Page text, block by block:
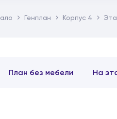
Генплан Корпус 4
План без мебели На